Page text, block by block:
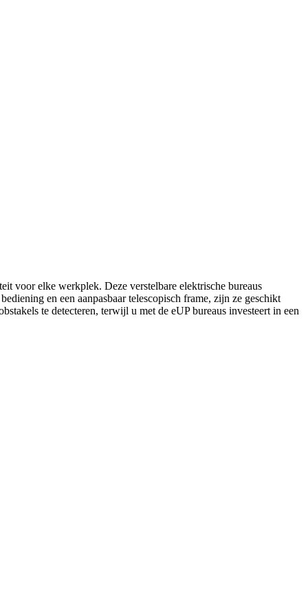
voor elke werkplek. Deze verstelbare elektrische bureaus
en een aanpasbaar telescopisch frame, zijn ze geschikt
te detecteren, terwijl u met de eUP bureaus investeert in een